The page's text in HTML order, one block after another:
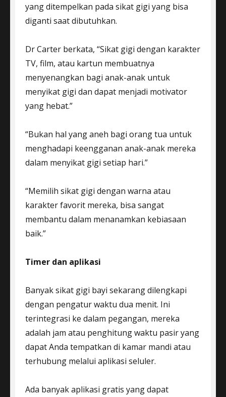
yang ditempelkan pada sikat gigi yang bisa
diganti saat dibutuhkan.
Dr Carter berkata, “Sikat gigi dengan karakter
TV, film, atau kartun membuatnya
menyenangkan bagi anak-anak untuk
menyikat gigi dan dapat menjadi motivator
yang hebat.”
“Bukan hal yang aneh bagi orang tua untuk
menghadapi keengganan anak-anak mereka
dalam menyikat gigi setiap hari.”
“Memilih sikat gigi dengan warna atau
karakter favorit mereka, bisa sangat
membantu dalam menanamkan kebiasaan
baik.”
Timer dan aplikasi
Banyak sikat gigi bayi sekarang dilengkapi
dengan pengatur waktu dua menit. Ini
terintegrasi ke dalam pegangan, mereka
adalah jam atau penghitung waktu pasir yang
dapat Anda tempatkan di kamar mandi atau
terhubung melalui aplikasi seluler.
Ada banyak aplikasi gratis yang dapat